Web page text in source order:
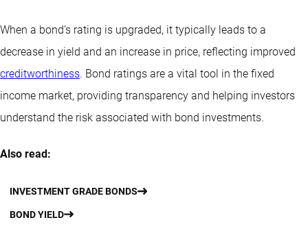
When a bond’s rating is upgraded, it typically leads to a
decrease in yield and an increase in price, reflecting improved
creditworthiness. Bond ratings are a vital tool in the fixed
income market, providing transparency and helping investors
understand the risk associated with bond investments.
Also read:
INVESTMENT GRADE BONDS
BOND YIELD